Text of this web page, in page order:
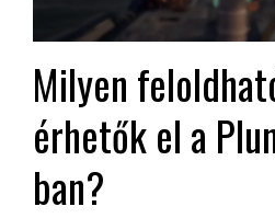
Milyen
érhetők el a
ban?